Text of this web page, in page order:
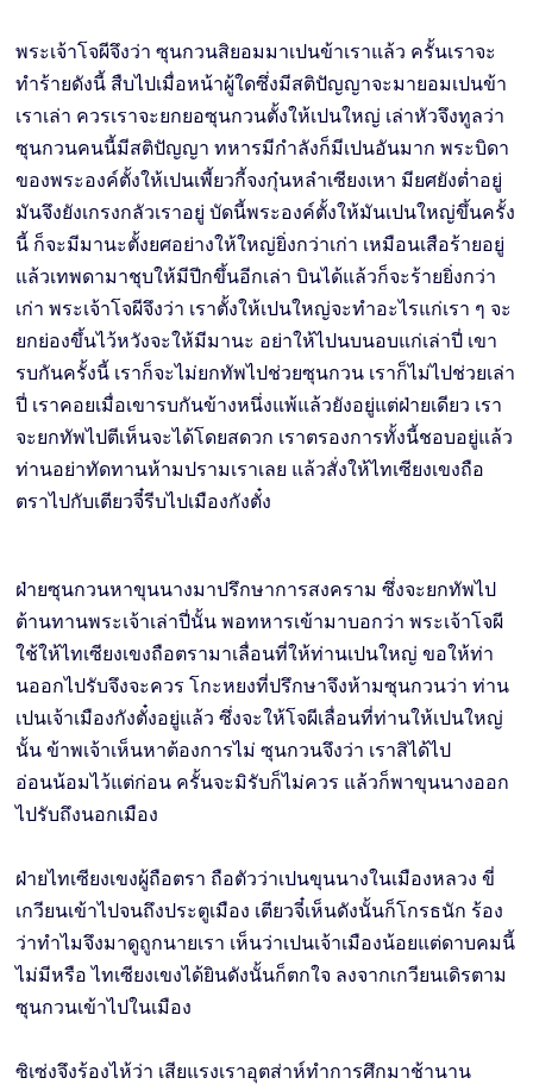
พระเจ้าโจผีจึงว่า ซุนกวนสิยอมมาเปนข้าเราแล้ว ครั้นเราจะ
ทำร้ายดังนี้ สืบไปเมื่อหน้าผู้ใดซึ่งมีสติปัญญาจะมายอมเปนข้า
เราเล่า ควรเราจะยกยอซุนกวนตั้งให้เปนใหญ่ เล่าหัวจึงทูลว่า
ซุนกวนคนนี้มีสติปัญญา ทหารมีกำลังก็มีเปนอันมาก พระบิดา
ของพระองค์ตั้งให้เปนเพี้ยวกี้จงกุ๋นหลำเซียงเหา มียศยังต่ำอยู่
มันจึงยังเกรงกลัวเราอยู่ บัดนี้พระองค์ตั้งให้มันเปนใหญ่ขึ้นครั้ง
นี้ ก็จะมีมานะตั้งยศอย่างให้ใหญ่ยิ่งกว่าเก่า เหมือนเสือร้ายอยู่
แล้วเทพดามาชุบให้มีปีกขึ้นอีกเล่า บินได้แล้วก็จะร้ายยิ่งกว่า
เก่า พระเจ้าโจผีจึงว่า เราตั้งให้เปนใหญ่จะทำอะไรแก่เรา ๆ จะ
ยกย่องขึ้นไว้หวังจะให้มีมานะ อย่าให้ไปนบนอบแก่เล่าปี่ เขา
รบกันครั้งนี้ เราก็จะไม่ยกทัพไปช่วยซุนกวน เราก็ไม่ไปช่วยเล่า
ปี่ เราคอยเมื่อเขารบกันข้างหนึ่งแพ้แล้วยังอยู่แต่ฝ่ายเดียว เรา
จะยกทัพไปตีเห็นจะได้โดยสดวก เราตรองการทั้งนี้ชอบอยู่แล้ว
ท่านอย่าทัดทานห้ามปรามเราเลย แล้วสั่งให้ไทเซียงเขงถือ
ตราไปกับเตียวจี๋รีบไปเมืองกังตั๋ง
ฝ่ายซุนกวนหาขุนนางมาปรึกษาการสงคราม ซึ่งจะยกทัพไป
ต้านทานพระเจ้าเล่าปี่นั้น พอทหารเข้ามาบอกว่า พระเจ้าโจผี
ใช้ให้ไทเซียงเขงถือตรามาเลื่อนที่ให้ท่านเปนใหญ่ ขอให้ท่า
นออกไปรับจึงจะควร โกะหยงที่ปรึกษาจึงห้ามซุนกวนว่า ท่าน
เปนเจ้าเมืองกังตั๋งอยู่แล้ว ซึ่งจะให้โจผีเลื่อนที่ท่านให้เปนใหญ่
นั้น ข้าพเจ้าเห็นหาต้องการไม่ ซุนกวนจึงว่า เราสิได้ไป
อ่อนน้อมไว้แต่ก่อน ครั้นจะมิรับก็ไม่ควร แล้วก็พาขุนนางออก
ไปรับถึงนอกเมือง
ฝ่ายไทเซียงเขงผู้ถือตรา ถือตัวว่าเปนขุนนางในเมืองหลวง ขี่
เกวียนเข้าไปจนถึงประตูเมือง เตียวจี๋เห็นดังนั้นก็โกรธนัก ร้อง
ว่าทำไมจึงมาดูถูกนายเรา เห็นว่าเปนเจ้าเมืองน้อยแต่ดาบคมนี้
ไม่มีหรือ ไทเซียงเขงได้ยินดังนั้นก็ตกใจ ลงจากเกวียนเดิรตาม
ซุนกวนเข้าไปในเมือง
ซิเซ่งจึงร้องไห้ว่า เสียแรงเราอุตส่าห์ทำการศึกมาช้านาน